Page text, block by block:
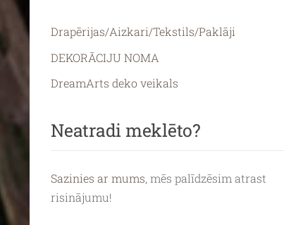
Drapērijas/Aizkari/Tekstils/Paklāji
DEKORĀCIJU NOMA
DreamArts deko veikals
Neatradi meklēto?
Sazinies ar mums, mēs palīdzēsim atrast
risinājumu!